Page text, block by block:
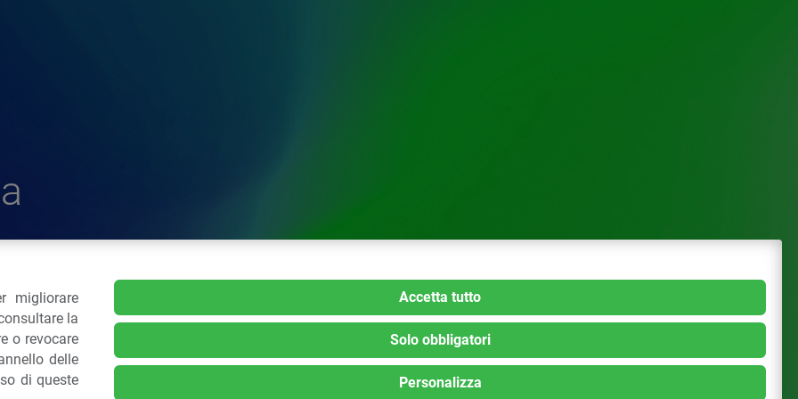
Plastiche
02 43928225.
migliorare
la
o revocare
delle
di queste
Accetta tutto
Solo obbligatori
Personalizza